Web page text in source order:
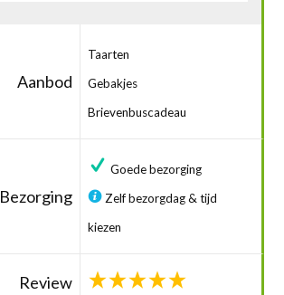
Aanbod
Taarten
Gebakjes
Brievenbuscadeau
Bezorging
Goede bezorging
Zelf bezorgdag & tijd
kiezen
Review